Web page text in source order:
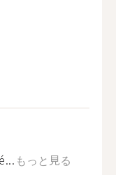
もっと見る